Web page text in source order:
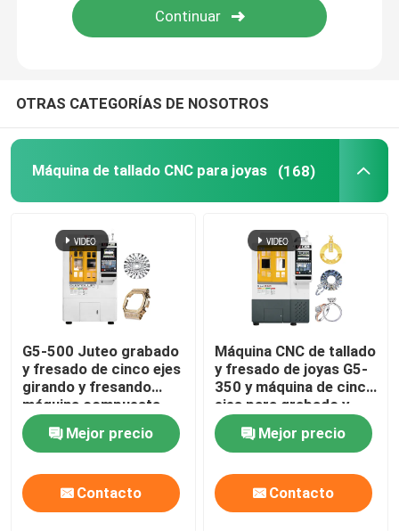
OTRAS CATEGORÍAS DE NOSOTROS
Máquina de tallado CNC para joyas (168)
G5-500 Juteo grabado
y fresado de cinco ejes
girando y fresando
máquina compuesta
Mejor precio
Contacto
Máquina CNC de tallado
y fresado de joyas G5-
350 y máquina de cinco
ejes para grabado y
marcado de joyas
Mejor precio
Contacto